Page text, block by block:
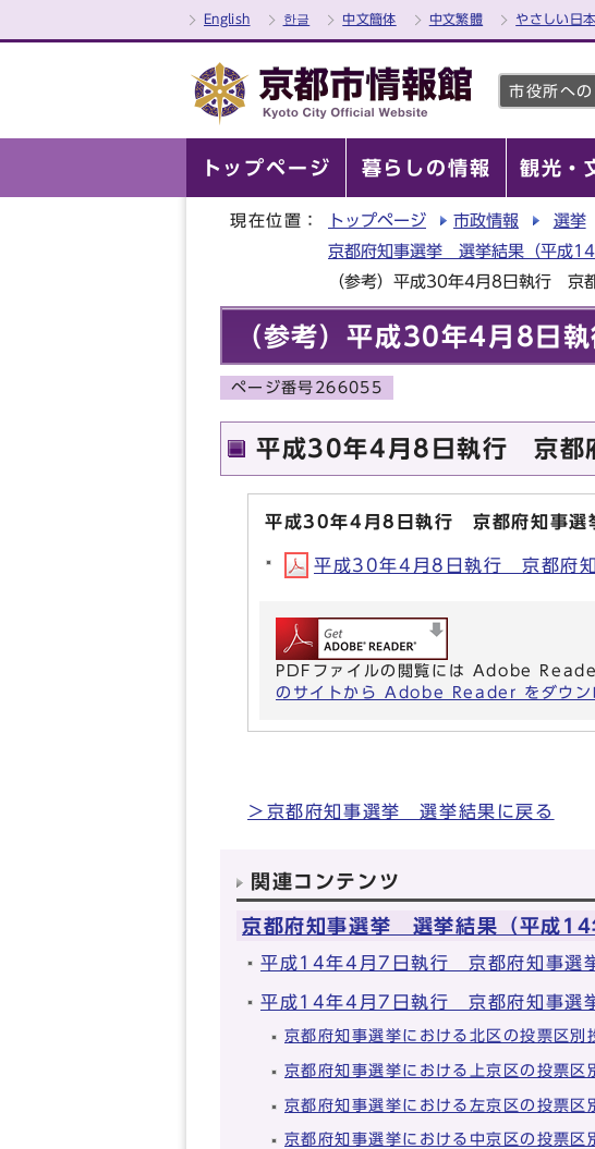
English 한글 中文簡体 中文繁體 やさしい日
市役所へ
トップページ 暮らしの情報 観光・
現在位置： トップページ 市政情報 選挙
京都府知事選挙 選挙結果（平成14
（参考）平成30年4月8日執行 京
（参考）平成30年4月8日
ページ番号266055
平成30年4月8日執行 京都
平成30年4月8日執行 京都府知事選
平成30年4月8日執行 京都府
PDFファイルの閲覧には Adobe
のサイトから Adobe Reader をダウン
＞京都府知事選挙 選挙結果に戻る
関連コンテンツ
京都府知事選挙 選挙結果（平成14
平成14年4月7日執行 京都府知事選
平成14年4月7日執行 京都府知事選
京都府知事選挙における北区の投票区別
京都府知事選挙における上京区の投票区
京都府知事選挙における左京区の投票区
京都府知事選挙における中京区の投票区